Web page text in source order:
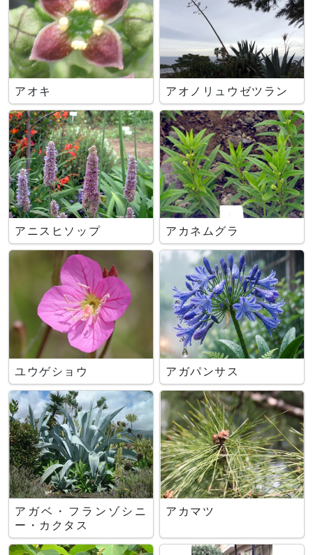
アオキ アオノリュウゼツラン
アニスヒソップ アカネムグラ
ユウゲショウ アガパンサス
アガベ・フランゾシニ
ー・カクタス
アカマツ